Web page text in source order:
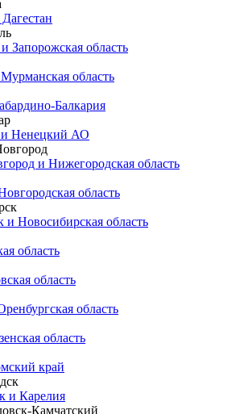
Запорожская область
область
Балкария
Ненецкий АО
и Нижегородская область
область
и Новосибирская область
область
область
область
область
край
и Карелия